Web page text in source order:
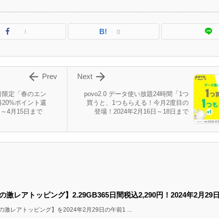
! B! 0
povo2.0 データ使い放題24時間「1つ
買うと、1つもらえる！今月2度目の
登場！2024年2月16日～18日まで

Next
定「春のエン
20%ポイント還
4月15日まで
 Prev
激レアトッピング】2.29GB365日間税込2,290円！2024年2月29日
レアトッピング】を2024年2月29日の午前1 ...